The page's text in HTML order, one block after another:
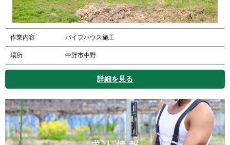
作業内容 パイプハウス施工
場所 中野市中野
詳細を見る